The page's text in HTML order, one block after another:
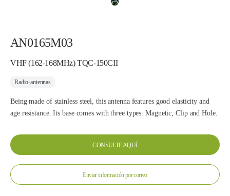
AN0165M03
VHF (162-168MHz) TQC-150CII
Radio-antennas
Being made of stainless steel, this antenna features good elasticity and
age resistance. Its base comes with three types: Magnetic, Clip and Hole.
CONSULTE AQUÍ
Enviar información por correo